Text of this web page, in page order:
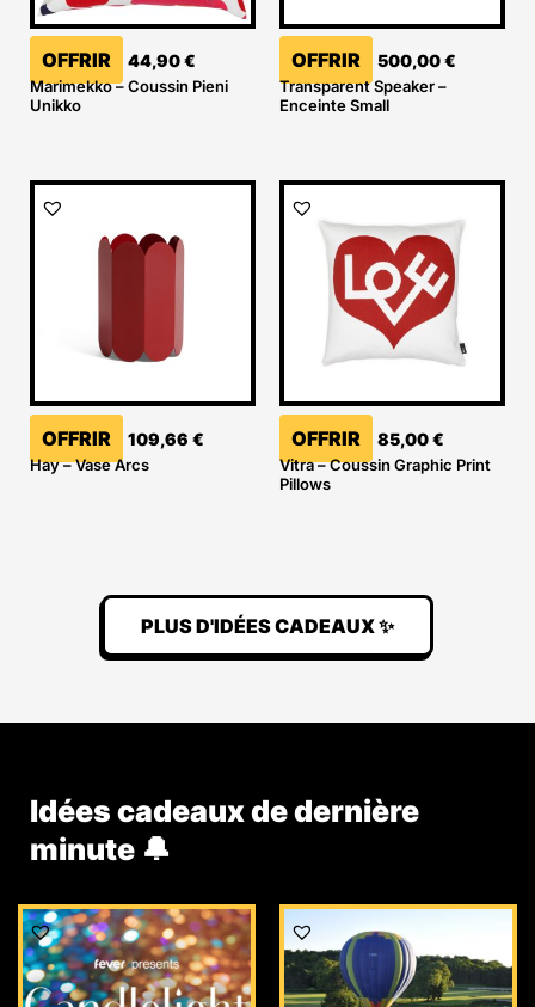
OFFRIR 44,90€
Marimekko – Coussin Pieni
Unikko
OFFRIR 500,00€
Transparent Speaker –
Enceinte Small
OFFRIR 109,66 €
Hay – Vase Arcs
OFFRIR 85,00€
Vitra – Coussin Graphic Print
Pillows
PLUS D'IDÉES CADEAUX ✨
Idées cadeaux de dernière
minute 🔔